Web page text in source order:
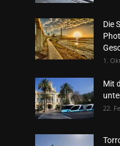
Die
1.
Mit
22.